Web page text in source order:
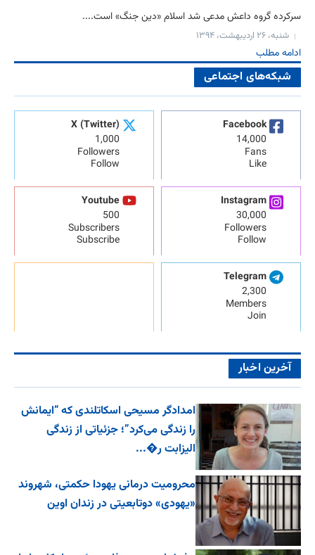
سرکرده گروه داعش مدعی شد اسلام «دین جنگ» است....
شنبه، ۲۶ اردیبهشت، ۱۳۹۴
ادامه مطلب
شبکه‌های اجتماعی
Facebook
14,000
Fans
Like
X (Twitter)
1,000
Followers
Follow
Instagram
30,000
Followers
Follow
Youtube
500
Subscribers
Subscribe
Telegram
2,300
Members
Join
آخرین اخبار
امدادگر مسیحی اسکاتلندی که “ایمانش
را زندگی می‌کرد”؛ جزئیاتی از زندگی
الیزابت ر�...
محرومیت درمانی یهودا حکمتی، شهروند
«یهودی» دوتابعیتی در زندان اوین